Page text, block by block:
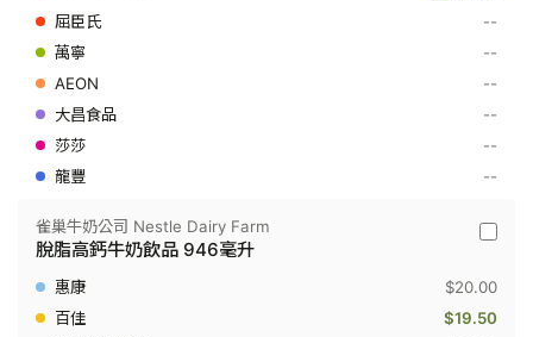
Farm
脂
鈣
牛
飲
毫
--
--
--
--
--
--
雀
牛
奶
公
雀巢牛奶公司 Nestle Dairy Farm
脫脂高鈣牛奶飲品 946毫升
$20.00
$19.50